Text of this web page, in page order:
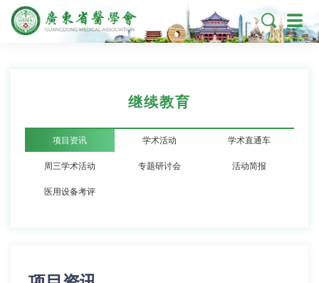

继续教育
项目资讯 学术活动 学术直通车
周三学术活动 专题研讨会 活动简报
医用设备考评